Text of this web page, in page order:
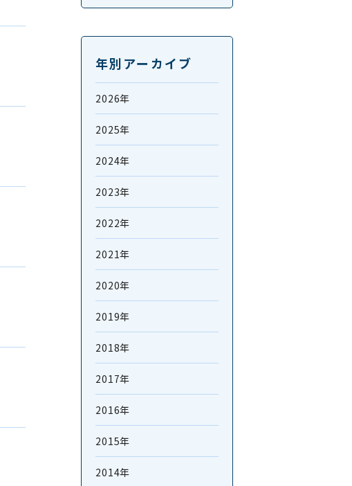
年別アーカイブ
2026年
2025年
2024年
2023年
2022年
2021年
2020年
2019年
2018年
2017年
2016年
2015年
2014年